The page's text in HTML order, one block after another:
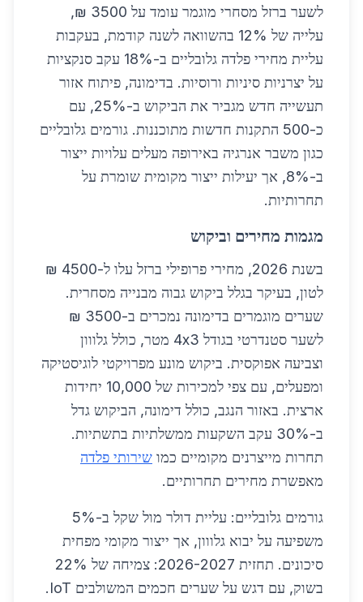
לשער ברזל מסחרי מוגמר עומד על 3500 ₪,
עלייה של 12% בהשוואה לשנה קודמת, בעקבות
עליית מחירי פלדה גלובליים ב-18% עקב סנקציות
על יצרניות סיניות ורוסיות. בדימונה, פיתוח אזור
תעשייה חדש מגביר את הביקוש ב-25%, עם
כ-500 התקנות חדשות מתוכננות. גורמים גלובליים
כגון משבר אנרגיה באירופה מעלים עלויות ייצור
ב-8%, אך יעילות ייצור מקומית שומרת על
תחרותיות.
מגמות מחירים וביקוש
בשנת 2026, מחירי פרופילי ברזל עלו ל-4500 ₪
לטון, בעיקר בגלל ביקוש גבוה מבנייה מסחרית.
שערים מוגמרים בדימונה נמכרים ב-3500 ₪
לשער סטנדרטי בגודל 4x3 מטר, כולל גלווון
וצביעה אפוקסית. ביקוש מונע מפרויקטי לוגיסטיקה
ומפעלים, עם צפי למכירות של 10,000 יחידות
ארצית. באזור הנגב, כולל דימונה, הביקוש גדל
ב-30% עקב השקעות ממשלתיות בתשתיות.
תחרות מייצרנים מקומיים כמו שירותי פלדה
מאפשרת מחירים תחרותיים.
גורמים גלובליים: עליית דולר מול שקל ב-5%
משפיעה על יבוא גלווון, אך ייצור מקומי מפחית
סיכונים. תחזית 2026-2027: צמיחה של 22%
בשוק, עם דגש על שערים חכמים המשולבים IoT.